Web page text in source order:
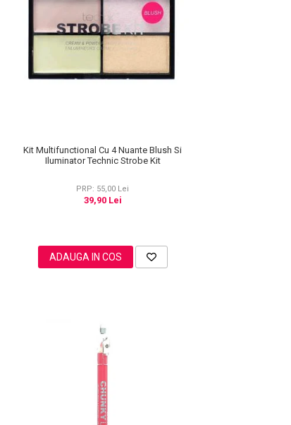
Kit Multifunctional Cu 4 Nuante Blush Si
Iluminator Technic Strobe Kit
PRP: 55,00 Lei
39,90 Lei
ADAUGA IN COS